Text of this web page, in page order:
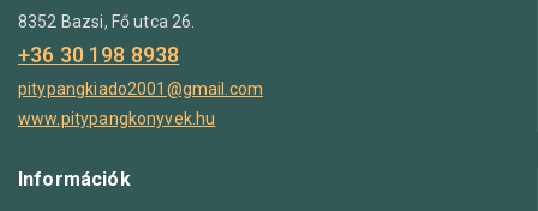
8352 Bazsi, Fő utca 26.
+36 30 198 8938
pitypangkiado2001@gmail.com
www.pitypangkonyvek.hu
Információk